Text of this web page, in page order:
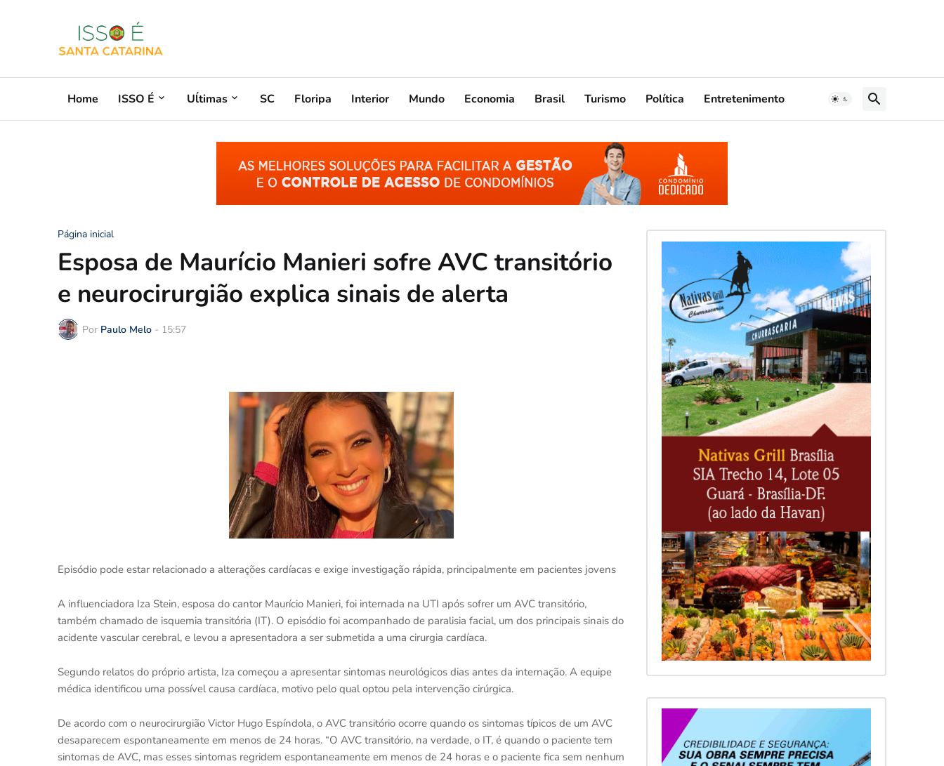
Home ISSO É Uĺtimas SC Floripa Interior Mundo Economia Brasil Turismo Política Entretenimento
Página inicial
Esposa de Maurício Manieri sofre AVC transitório
e neurocirurgião explica sinais de alerta
Por Paulo Melo - 15:57
Episódio pode estar relacionado a alterações cardíacas e exige investigação rápida, principalmente em pacientes jovens
A influenciadora Iza Stein, esposa do cantor Maurício Manieri, foi internada na UTI após sofrer um AVC transitório,
também chamado de isquemia transitória (IT). O episódio foi acompanhado de paralisia facial, um dos principais sinais do
acidente vascular cerebral, e levou a apresentadora a ser submetida a uma cirurgia cardíaca.
Segundo relatos do próprio artista, Iza começou a apresentar sintomas neurológicos dias antes da internação. A equipe
médica identificou uma possível causa cardíaca, motivo pelo qual optou pela intervenção cirúrgica.
De acordo com o neurocirurgião Victor Hugo Espíndola, o AVC transitório ocorre quando os sintomas típicos de um AVC
desaparecem espontaneamente em menos de 24 horas. “O AVC transitório, na verdade, o IT, é quando o paciente tem
sintomas de AVC, mas esses sintomas regridem espontaneamente em menos de 24 horas e o paciente fica sem nenhum